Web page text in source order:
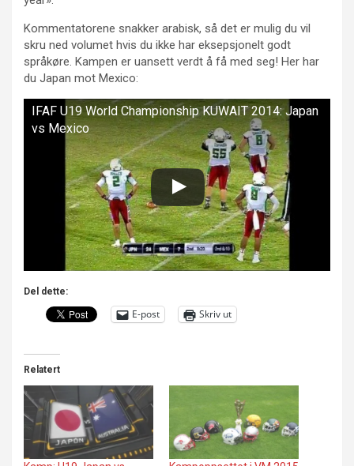
Kommentatorene snakker arabisk, så det er mulig du vil
skru ned volumet hvis du ikke har eksepsjonelt godt
språkøre. Kampen er uansett verdt å få med seg! Her har
du Japan mot Mexico:
IFAF U19 World Championship KUWAIT 2014: Japan
vs Mexico
Del dette:
E-post Skriv ut
Relatert